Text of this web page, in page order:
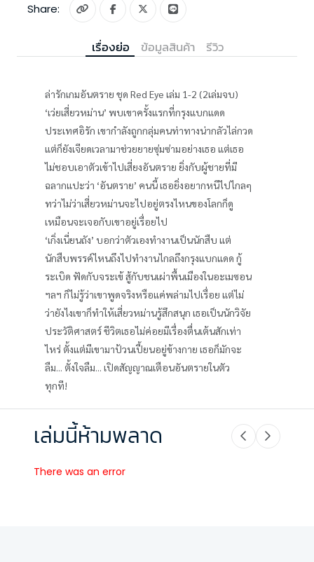
Share:
เรื่องย่อ ข้อมูลสินค้า รีวิว
ล่ารักเกมอันตราย ชุด Red Eye เล่ม 1-2 (2เล่มจบ)
‘เว่ยเสี่ยวหม่าน’ พบเขาครั้งแรกที่กรุงแบกแดด
ประเทศอิรัก เขากำลังถูกกลุ่มคนท่าทางน่ากลัวไล่กวด
แต่ก็ยังเจียดเวลามาช่วยยายซุ่มซ่ามอย่างเธอ แต่เธอ
ไม่ชอบเอาตัวเข้าไปเสี่ยงอันตราย ยิ่งกับผู้ชายที่มี
ฉลากแปะว่า ‘อันตราย’ คนนี้ เธอยิ่งอยากหนีไปไกลๆ
ทว่าไม่ว่าเสี่ยวหม่านจะไปอยู่ตรงไหนของโลกก็ดู
เหมือนจะเจอกับเขาอยู่เรื่อยไป
‘เกิ่งเนี่ยนถัง’ บอกว่าตัวเองทำงานเป็นนักสืบ แต่
นักสืบพรรค์ไหนถึงไปทำงานไกลถึงกรุงแบกแดด กู้
ระเบิด ฟัดกับจระเข้ สู้กับชนเผ่าพื้นเมืองในอะเมซอน
ฯลฯ ก็ไม่รู้ว่าเขาพูดจริงหรือแค่พล่ามไปเรื่อย แต่ไม่
ว่ายังไงเขาก็ทำให้เสี่ยวหม่านรู้สึกสนุก เธอเป็นนักวิจัย
ประวัติศาสตร์ ชีวิตเธอไม่ค่อยมีเรื่องตื่นเต้นสักเท่า
ไหร่ ตั้งแต่มีเขามาป้วนเปี้ยนอยู่ข้างกาย เธอก็มักจะ
ลืม... ตั้งใจลืม... เปิดสัญญาณเตือนอันตรายในตัว
ทุกที!
เล่มนี้ห้ามพลาด
There was an error